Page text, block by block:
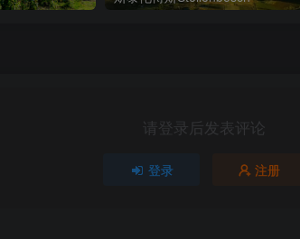
请登录后发表评论
登录 注册